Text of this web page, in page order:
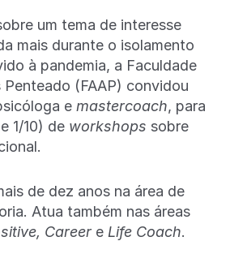
um tema de interesse
mais durante o isolamento
à pandemia, a Faculdade
Penteado (FAAP) convidou
e mastercoach, para
1/10) de workshops sobre
de dez anos na área de
Atua também nas áreas
Career e Life Coach.